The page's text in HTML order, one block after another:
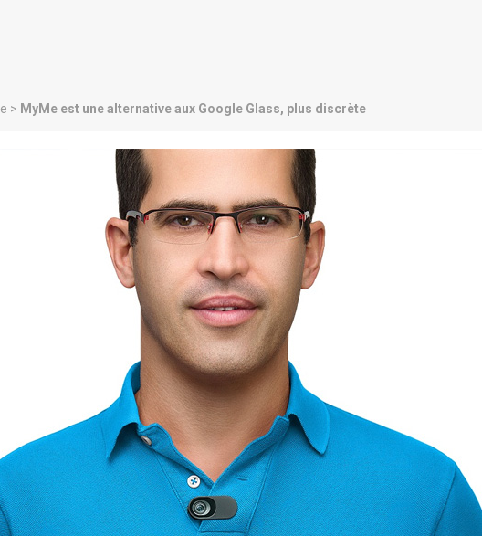
> MyMe est une alternative aux Google Glass, plus discrète